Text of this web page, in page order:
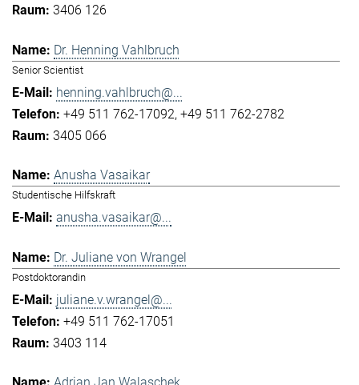
3406 126
Dr. Henning Vahlbruch
Senior Scientist
henning.vahlbruch@...
+49 511 762-17092 +49 511 762-2782
3405 066
Anusha Vasaikar
Studentische Hilfskraft
anusha.vasaikar@...
Dr. Juliane von Wrangel
Postdoktorandin
juliane.v.wrangel@...
+49 511 762-17051
3403 114